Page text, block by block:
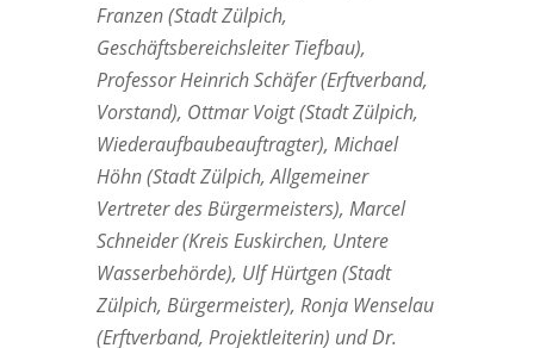
Franzen (Stadt Zülpich,
Geschäftsbereichsleiter Tiefbau),
Professor Heinrich Schäfer (Erftverband,
Vorstand), Ottmar Voigt (Stadt Zülpich,
Wiederaufbaubeauftragter), Michael
Höhn (Stadt Zülpich, Allgemeiner
Vertreter des Bürgermeisters), Marcel
Schneider (Kreis Euskirchen, Untere
Wasserbehörde), Ulf Hürtgen (Stadt
Zülpich, Bürgermeister), Ronja Wenselau
(Erftverband, Projektleiterin) und Dr.